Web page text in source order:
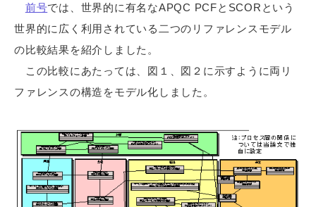
前号では、世界的に有名なAPQC PCFとSCORという
世界的に広く利用されている二つのリファレンスモデル
の比較結果を紹介しました。
この比較にあたっては、図１、図２に示すように両リ
ファレンスの構造をモデル化しました。